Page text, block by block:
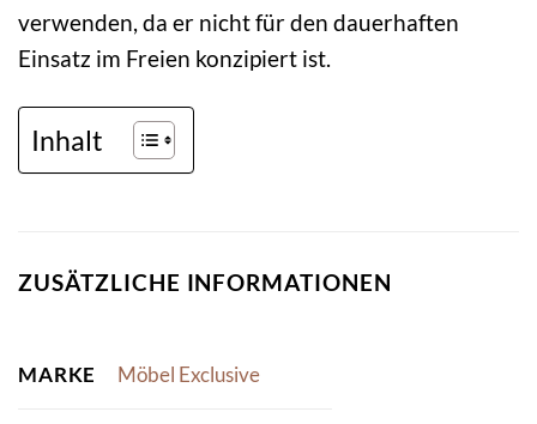
verwenden, da er nicht für den dauerhaften
Einsatz im Freien konzipiert ist.
Inhalt
ZUSÄTZLICHE INFORMATIONEN
MARKE Möbel Exclusive